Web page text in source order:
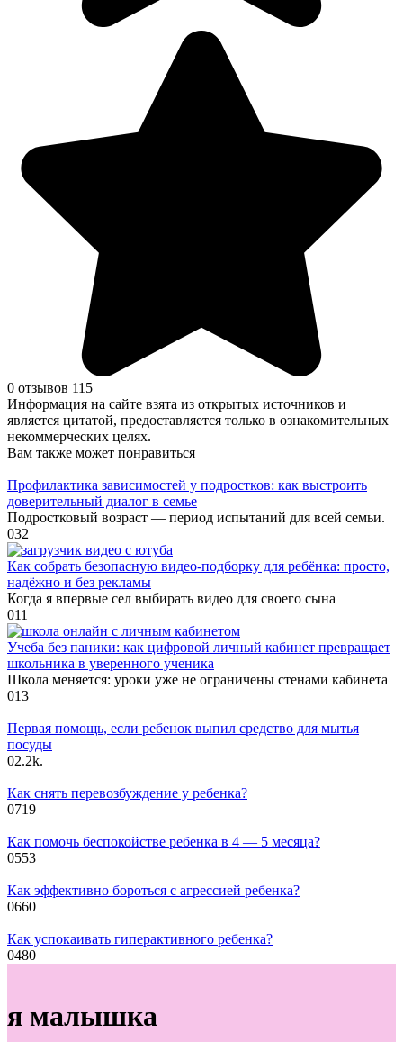
0 отзывов 115
Информация на сайте взята из открытых источников и
является цитатой, предоставляется только в ознакомительных
некоммерческих целях.
Вам также может понравиться
Профилактика зависимостей у подростков: как выстроить
доверительный диалог в семье
Подростковый возраст — период испытаний для всей семьи.
032
Как собрать безопасную видео‑подборку для ребёнка: просто,
надёжно и без рекламы
Когда я впервые сел выбирать видео для своего сына
011
Учеба без паники: как цифровой личный кабинет превращает
школьника в уверенного ученика
Школа меняется: уроки уже не ограничены стенами кабинета
013
Первая помощь, если ребенок выпил средство для мытья
посуды
02.2k.
Как снять перевозбуждение у ребенка?
0719
Как помочь беспокойстве ребенка в 4 — 5 месяца?
0553
Как эффективно бороться с агрессией ребенка?
0660
Как успокаивать гиперактивного ребенка?
0480
я малышка